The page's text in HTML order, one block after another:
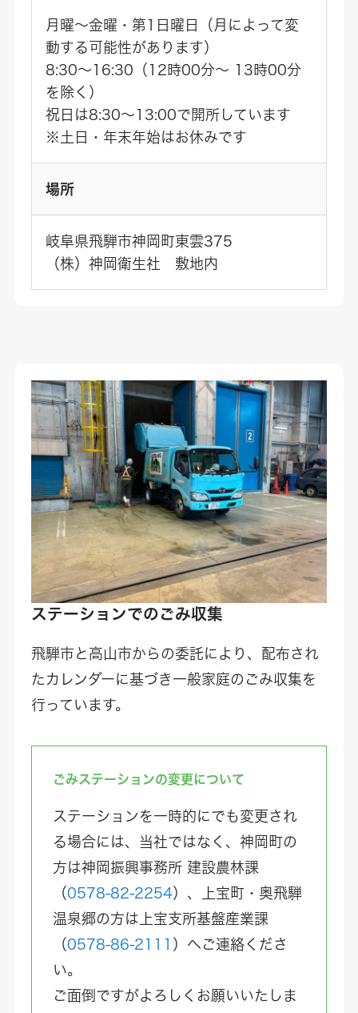
月曜～金曜・第1日曜日（月によって変
動する可能性があります）
8:30～16:30（12時00分～ 13時00分
を除く）
祝日は8:30～13:00で開所しています
※土日・年末年始はお休みです
場所
岐阜県飛騨市神岡町東雲375
（株）神岡衛生社 敷地内
ステーションでのごみ収集
飛騨市と高山市からの委託により、配布され
たカレンダーに基づき一般家庭のごみ収集を
行っています。
ごみステーションの変更について
ステーションを一時的にでも変更され
る場合には、当社ではなく、神岡町の
方は神岡振興事務所 建設農林課
（0578-82-2254）、上宝町・奥飛騨
温泉郷の方は上宝支所基盤産業課
（0578-86-2111 ）へご連絡くださ
い。
ご面倒ですがよろしくお願いいたしま